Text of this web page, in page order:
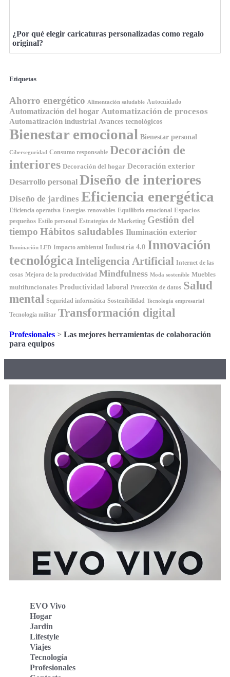
¿Por qué elegir caricaturas personalizadas como regalo
original?
Etiquetas
Ahorro energético Alimentación saludable Autocuidado
Automatización del hogar Automatización de procesos
Automatización industrial Avances tecnológicos
Bienestar emocional Bienestar personal
Ciberseguridad Consumo responsable Decoración de
interiores Decoración del hogar Decoración exterior
Desarrollo personal Diseño de interiores
Diseño de jardines Eficiencia energética
Eficiencia operativa Energías renovables Equilibrio emocional Espacios
pequeños Estilo personal Estrategias de Marketing Gestión del
tiempo Hábitos saludables Iluminación exterior
Iluminación LED Impacto ambiental Industria 4.0 Innovación
tecnológica Inteligencia Artificial Internet de las
cosas Mejora de la productividad Mindfulness Moda sostenible Muebles
multifuncionales Productividad laboral Protección de datos Salud
mental Seguridad informática Sostenibilidad Tecnología empresarial
Tecnología militar Transformación digital
Profesionales > Las mejores herramientas de colaboración
para equipos
EVO Vivo
Hogar
Jardin
Lifestyle
Viajes
Tecnología
Profesionales